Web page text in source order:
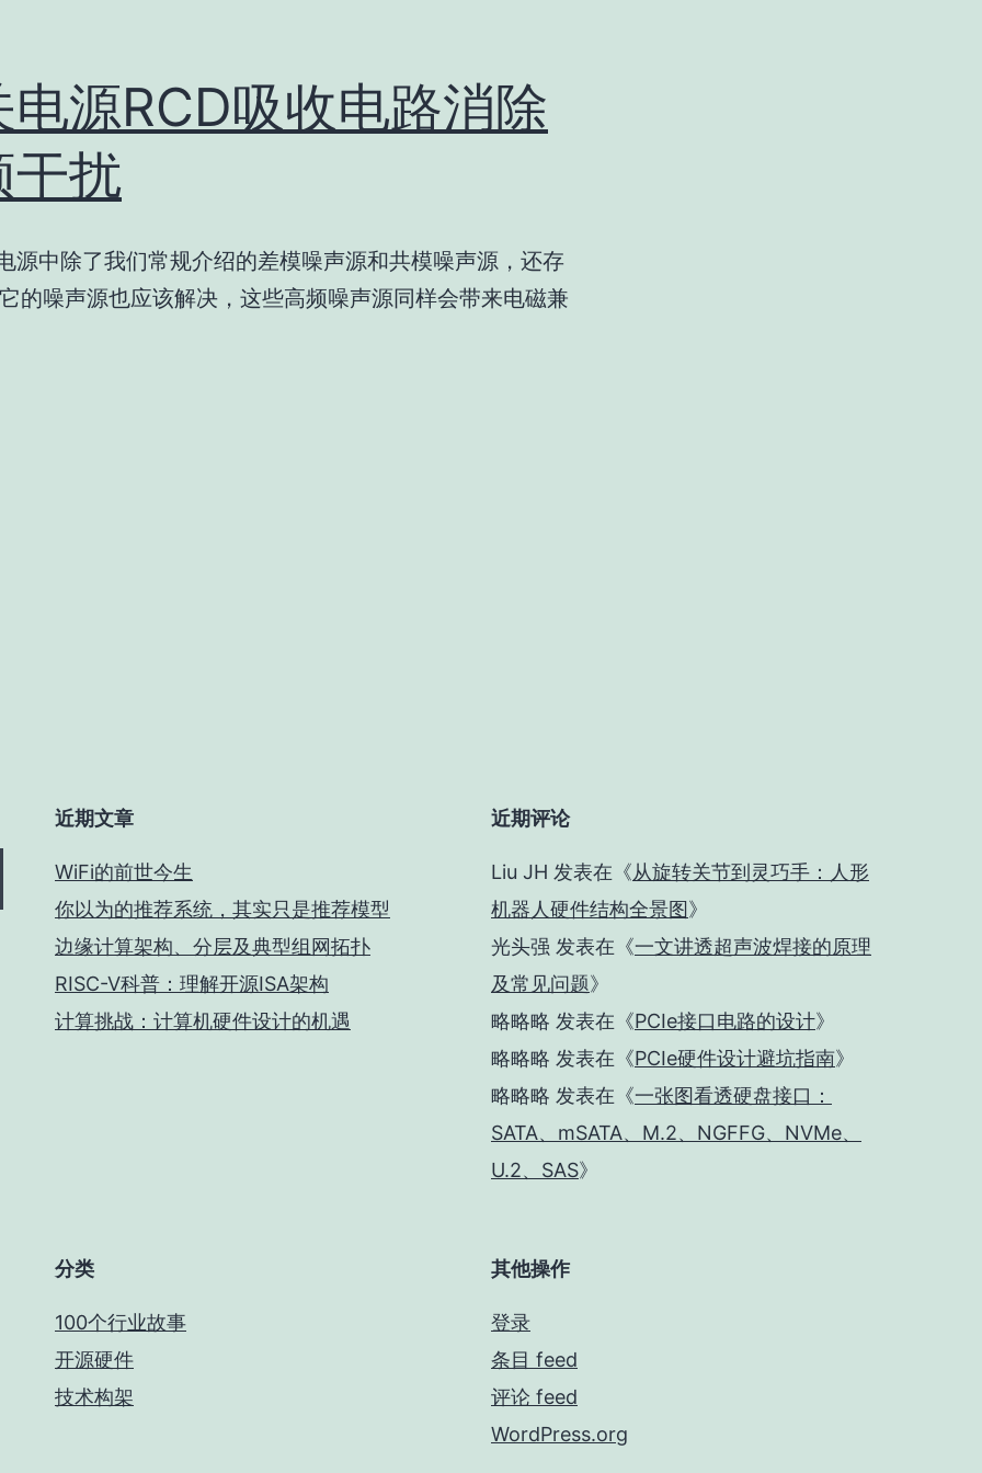
电源RCD吸收电路消除
干扰
除了我们常规介绍的差模噪声源和共模噪声源，还存
的噪声源也应该解决，这些高频噪声源同样会带来电磁兼
近期文章
WiFi的前世今生
你以为的推荐系统，其实只是推荐模型
边缘计算架构、分层及典型组网拓扑
RISC-V科普：理解开源ISA架构
计算挑战：计算机硬件设计的机遇
近期评论
Liu JH 发表在《从旋转关节到灵巧手：人形
机器人硬件结构全景图》
光头强 发表在《一文讲透超声波焊接的原理
及常见问题》
略略略 发表在《PCIe接口电路的设计》
略略略 发表在《PCIe硬件设计避坑指南》
略略略 发表在《一张图看透硬盘接口：
SATA、mSATA、M.2、NGFFG、NVMe、
U.2、SAS》
分类
100个行业故事
开源硬件
技术构架
其他操作
登录
条目 feed
评论 feed
WordPress.org